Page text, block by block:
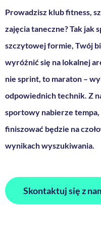
Prowadzisz klub fitness,
zajęcia taneczne? Tak jak
szczytowej formie, Twój
wyróżnić się na lokalnej
nie sprint, to maraton –
odpowiednich technik. Z
sportowy nabierze
finiszować będzie na
wynikach wyszukiwania.
Skontaktuj się z